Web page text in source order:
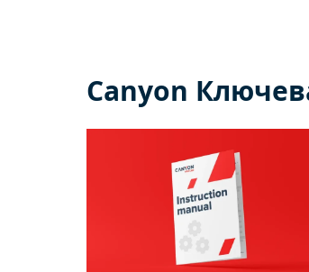
Canyon